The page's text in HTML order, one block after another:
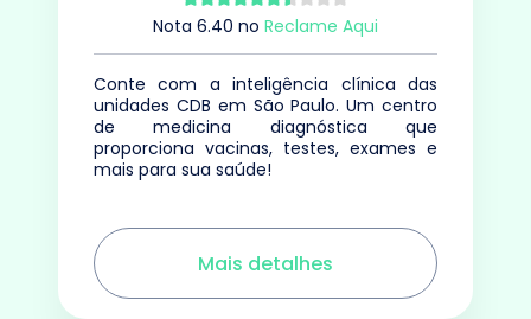
Nota 6.40 no Reclame Aqui
Conte com a inteligência clínica das
unidades CDB em São Paulo. Um centro
de medicina diagnóstica que
proporciona vacinas, testes, exames e
mais para sua saúde!
Mais detalhes